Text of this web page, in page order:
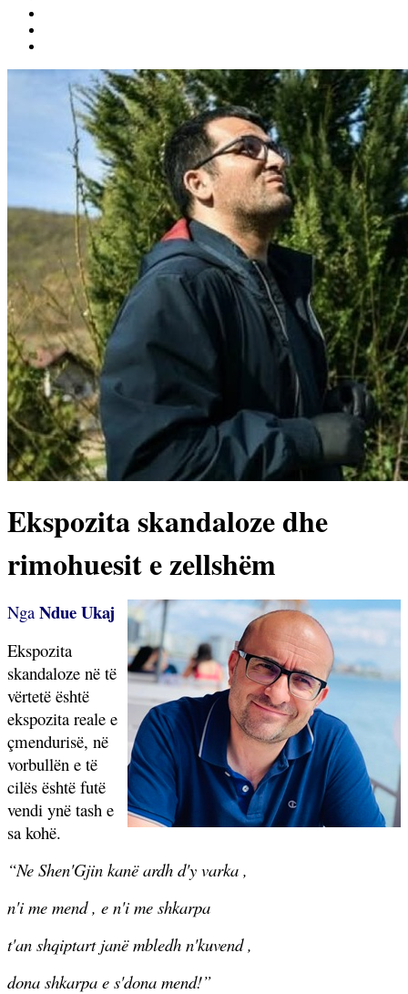
Ekspozita skandaloze dhe
rimohuesit e zellshëm
Nga Ndue Ukaj
Ekspozita
skandaloze në të
vërtetë është
ekspozita reale e
çmendurisë, në
vorbullën e të
cilës është futë
vendi ynë tash e
sa kohë.
“Ne Shen'Gjin kanë ardh d'y varka ,
n'i me mend , e n'i me shkarpa
t'an shqiptart janë mbledh n'kuvend ,
dona shkarpa e s'dona mend!”